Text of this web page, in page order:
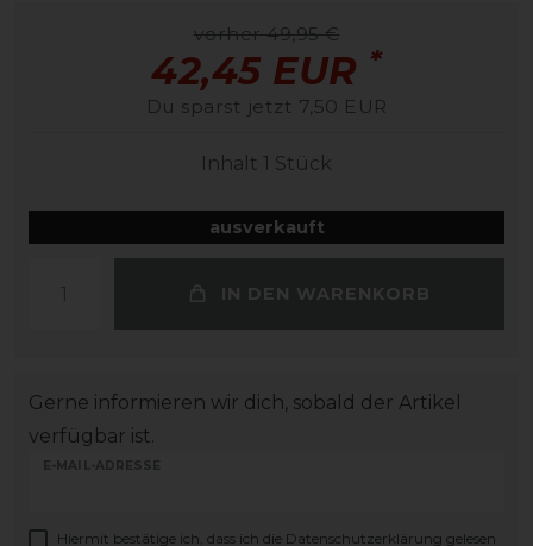
vorher 49,95 €
42,45 EUR *
Du sparst jetzt 7,50 EUR
Inhalt 1 Stück
ausverkauft
IN DEN WARENKORB
Gerne informieren wir dich, sobald der Artikel
verfügbar ist.
E-MAIL-ADRESSE
Hiermit bestätige ich, dass ich die Daten­schutz­erklärung gelesen